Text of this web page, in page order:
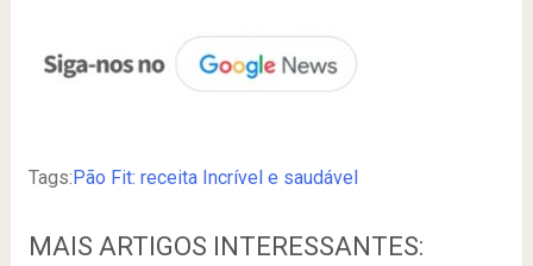
Tags:Pão Fit: receita Incrível e saudável
MAIS ARTIGOS INTERESSANTES: